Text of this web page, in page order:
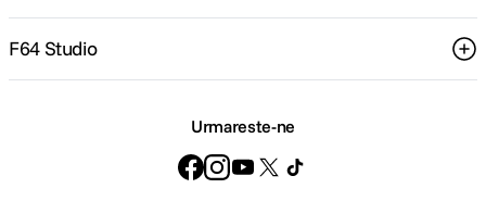
F64 Studio
Urmareste-ne